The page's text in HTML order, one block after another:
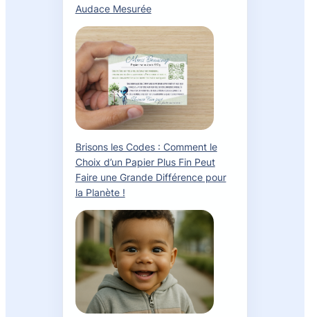
Audace Mesurée
Brisons les Codes : Comment le
Choix d’un Papier Plus Fin Peut
Faire une Grande Différence pour
la Planète !